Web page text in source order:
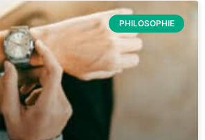
PHILOSOPHIE